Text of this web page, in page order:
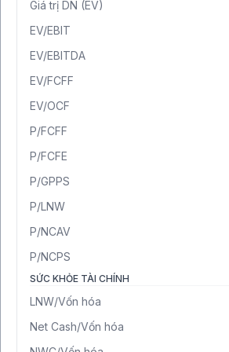
Giá trị DN (EV)
EV/EBIT
EV/EBITDA
EV/FCFF
EV/OCF
P/FCFF
P/FCFE
P/GPPS
P/LNW
P/NCAV
P/NCPS
SỨC KHỎE TÀI CHÍNH
LNW/Vốn hóa
Net Cash/Vốn hóa